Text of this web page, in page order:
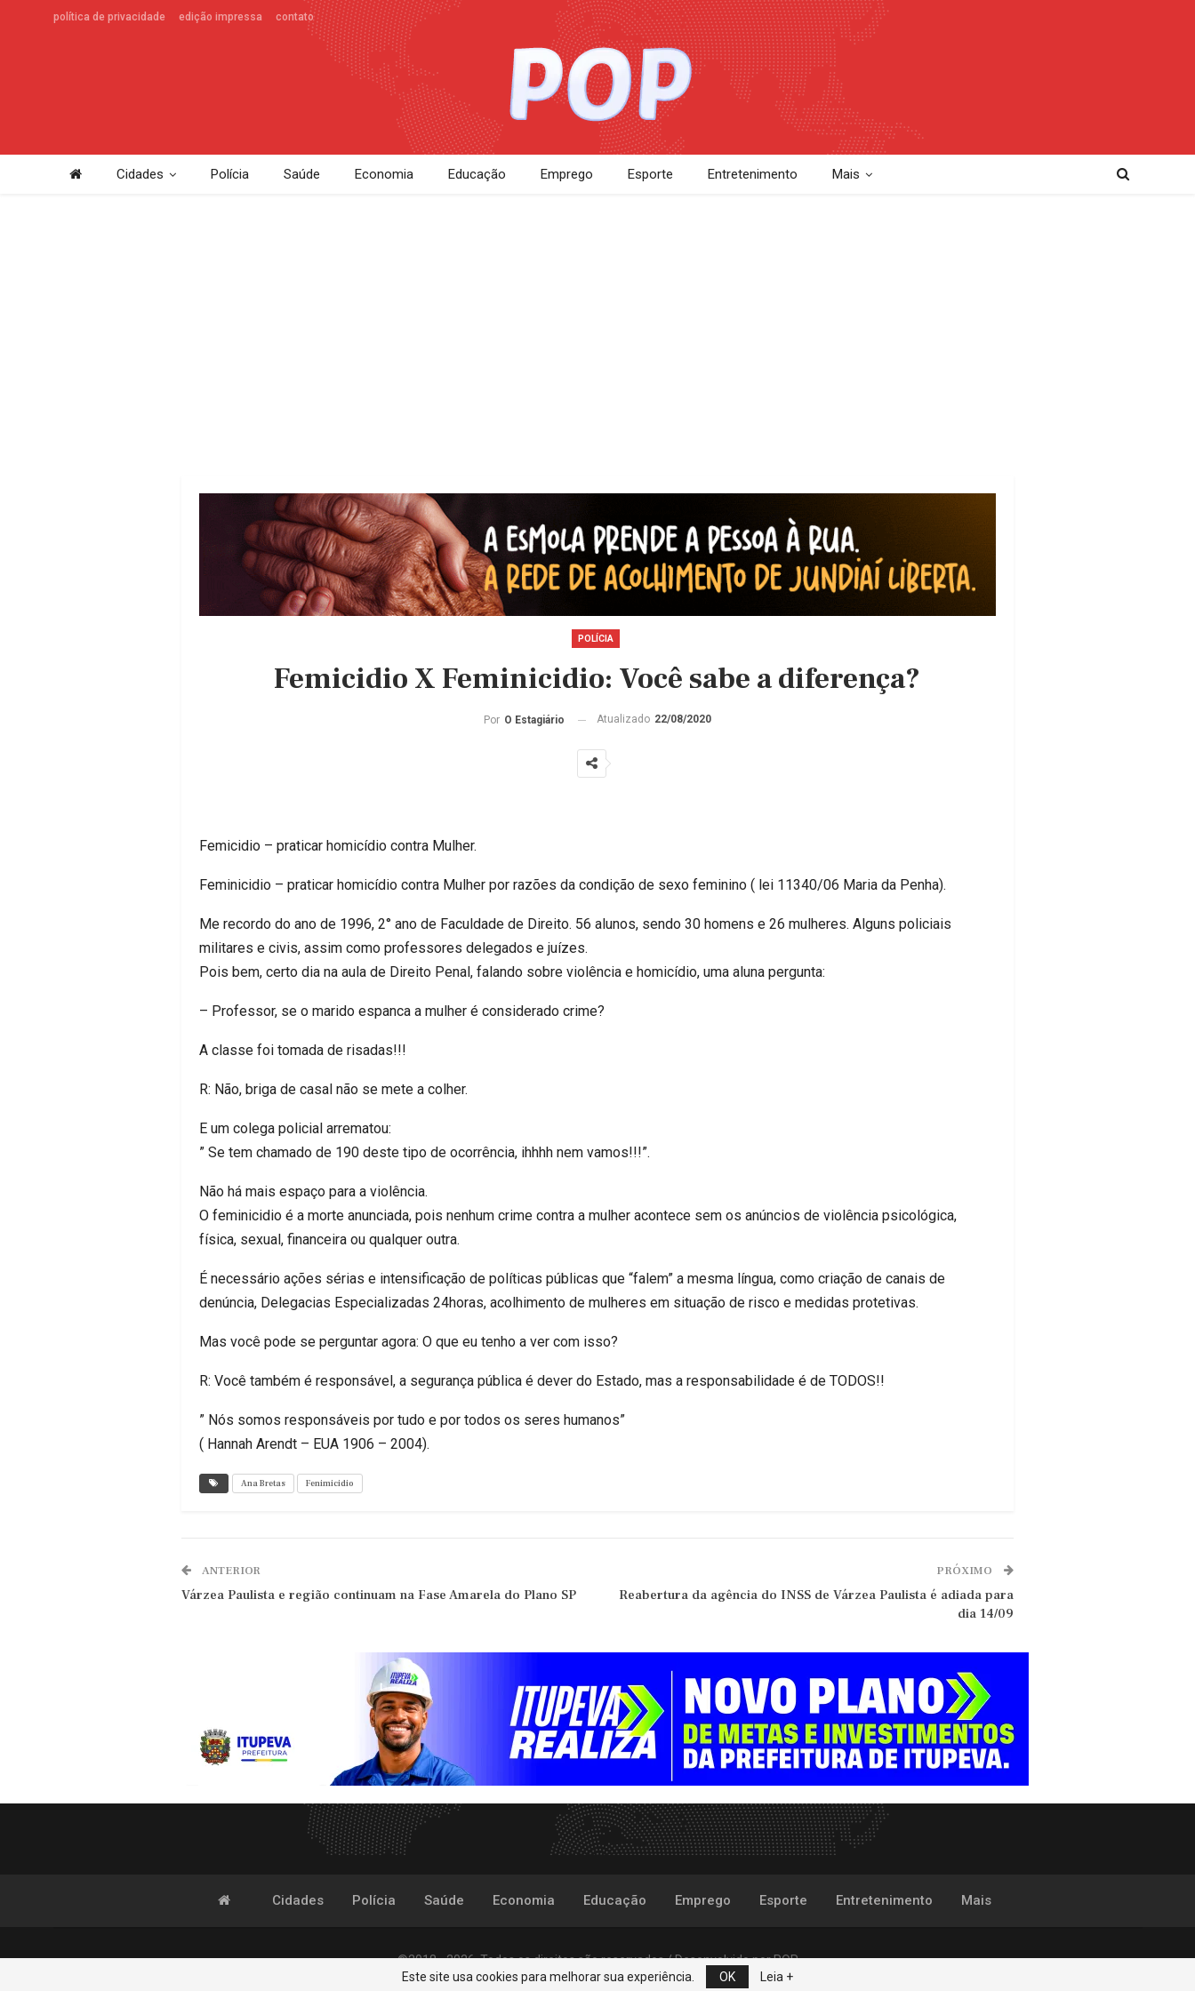
política de privacidade edição impressa contato
Cidades Polícia Saúde Economia Educação Emprego Esporte Entretenimento Mais
POLÍCIA
Femicidio X Feminicidio: Você sabe a diferença?
Por O Estagiário Atualizado 22/08/2020
Femicidio – praticar homicídio contra Mulher.
Feminicidio – praticar homicídio contra Mulher por razões da condição de sexo feminino ( lei 11340/06 Maria da Penha).
Me recordo do ano de 1996, 2° ano de Faculdade de Direito. 56 alunos, sendo 30 homens e 26 mulheres. Alguns policiais
militares e civis, assim como professores delegados e juízes.
Pois bem, certo dia na aula de Direito Penal, falando sobre violência e homicídio, uma aluna pergunta:
– Professor, se o marido espanca a mulher é considerado crime?
A classe foi tomada de risadas!!!
R: Não, briga de casal não se mete a colher.
E um colega policial arrematou:
” Se tem chamado de 190 deste tipo de ocorrência, ihhhh nem vamos!!!”.
Não há mais espaço para a violência.
O feminicidio é a morte anunciada, pois nenhum crime contra a mulher acontece sem os anúncios de violência psicológica,
física, sexual, financeira ou qualquer outra.
É necessário ações sérias e intensificação de políticas públicas que “falem” a mesma língua, como criação de canais de
denúncia, Delegacias Especializadas 24horas, acolhimento de mulheres em situação de risco e medidas protetivas.
Mas você pode se perguntar agora: O que eu tenho a ver com isso?
R: Você também é responsável, a segurança pública é dever do Estado, mas a responsabilidade é de TODOS!!
” Nós somos responsáveis por tudo e por todos os seres humanos”
( Hannah Arendt – EUA 1906 – 2004).
Ana Bretas Fenimicidio
ANTERIOR
Várzea Paulista e região continuam na Fase Amarela do Plano SP
PRÓXIMO
Reabertura da agência do INSS de Várzea Paulista é adiada para
dia 14/09
Cidades Polícia Saúde Economia Educação Emprego Esporte Entretenimento Mais
©2018 - 2026. Todos os direitos são reservados /Desenvolvido porPOP
Este site usa cookies para melhorar sua experiência.
OK Leia +